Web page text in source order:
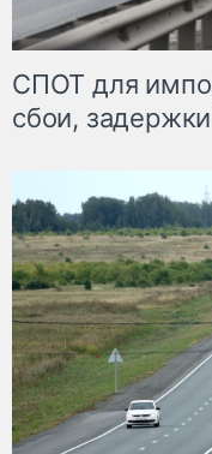
СПОТ для
сбои,